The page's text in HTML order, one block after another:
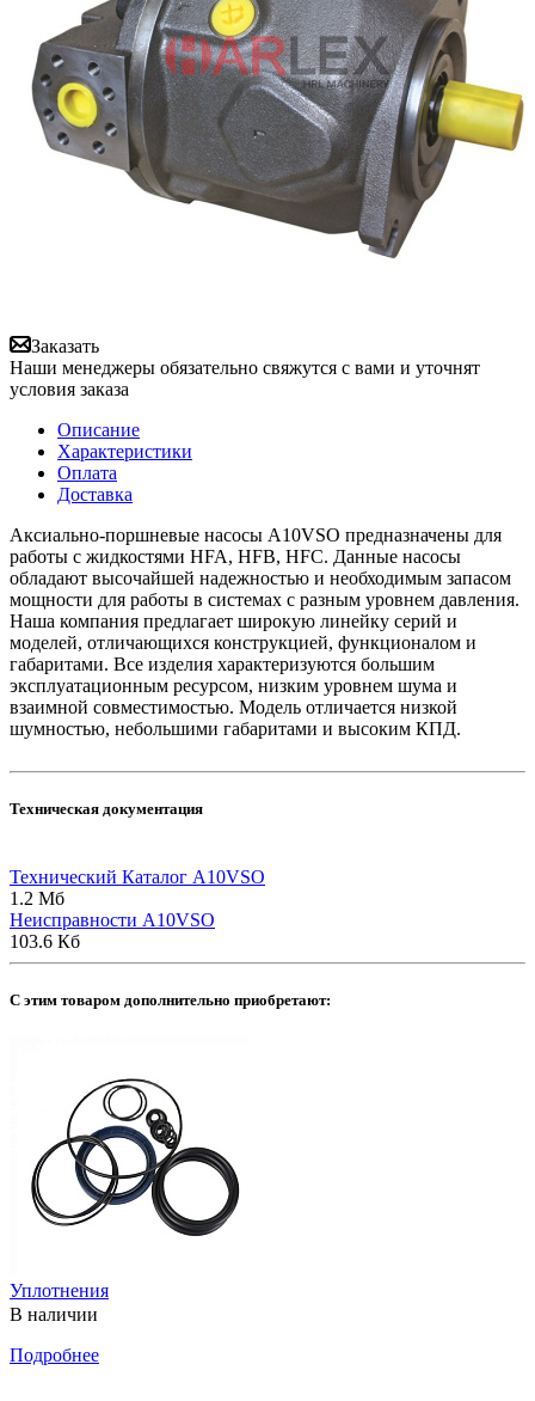
Заказать
Наши менеджеры обязательно свяжутся с вами и уточнят
условия заказа
Описание
Характеристики
Оплата
Доставка
Аксиально-поршневые насосы A10VSO предназначены для
работы с жидкостями HFA, HFB, HFC. Данные насосы
обладают высочайшей надежностью и необходимым запасом
мощности для работы в системах с разным уровнем давления.
Наша компания предлагает широкую линейку серий и
моделей, отличающихся конструкцией, функционалом и
габаритами. Все изделия характеризуются большим
эксплуатационным ресурсом, низким уровнем шума и
взаимной совместимостью. Модель отличается низкой
шумностью, небольшими габаритами и высоким КПД.
Техническая документация
Технический Каталог A10VSO
1.2 Мб
Неисправности A10VSO
103.6 Кб
C этим товаром дополнительно приобретают:
Уплотнения
В наличии
Подробнее